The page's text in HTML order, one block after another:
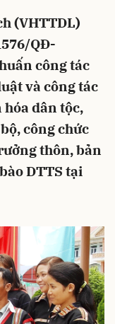
(VHTTDL)
QĐ-
công tác
và công tác
hóa dân tộc,
công chức
thôn, bản
DTTS tại